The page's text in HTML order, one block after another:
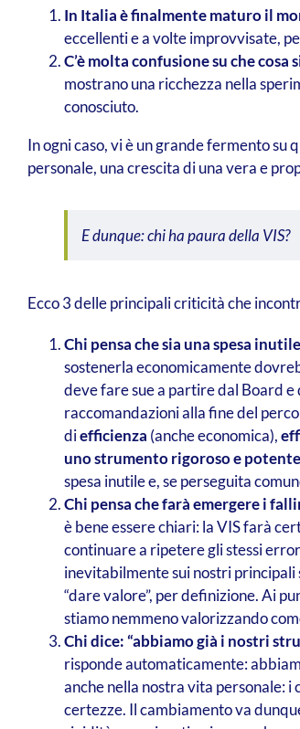
In Italia è finalmente maturo il
eccellenti e a volte improvvisate,
C’è molta confusione su che
mostrano una ricchezza nella
conosciuto.
In ogni caso, vi è un grande fermento su
personale, una crescita di una vera e
E dunque: chi ha paura della VIS?
Ecco 3 delle principali criticità che
Chi pensa che sia una spesa
sostenerla economicamente
deve fare sue a partire dal Board
raccomandazioni alla fine del
diefficienza (anche economica),
uno strumento rigoroso e
spesa inutile e, se perseguita
Chi pensa che farà emergere i
è bene essere chiari: la VIS farà
continuare a ripetere gli stessi
inevitabilmente sui nostri principali
“dare valore”, per definizione. Ai
stiamo nemmeno valorizzando
Chi dice: “abbiamo già i nostri
risponde automaticamente:
anche nella nostra vita personale: i
certezze. Il cambiamento va